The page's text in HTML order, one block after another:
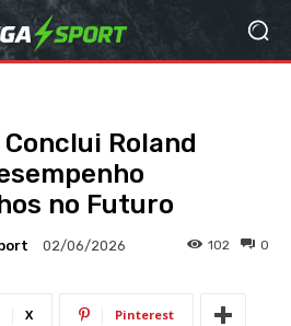
Roland
no Futuro
02/06/2026 0
102
X Pinterest